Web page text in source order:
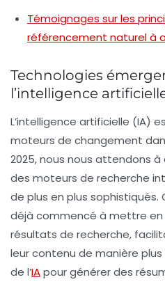
Témoignages sur les
référencement naturel à
Technologies
l’intelligence
L’intelligence artificielle (IA)
moteurs de changement
2025, nous nous attendons
des moteurs de recherche
de plus en plus sophistiqués.
déjà commencé à mettre en
résultats de recherche,
leur contenu de manière
de l’IApour générer des